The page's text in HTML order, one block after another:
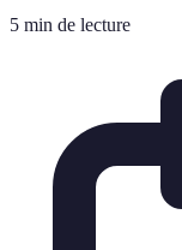
5 min de lecture